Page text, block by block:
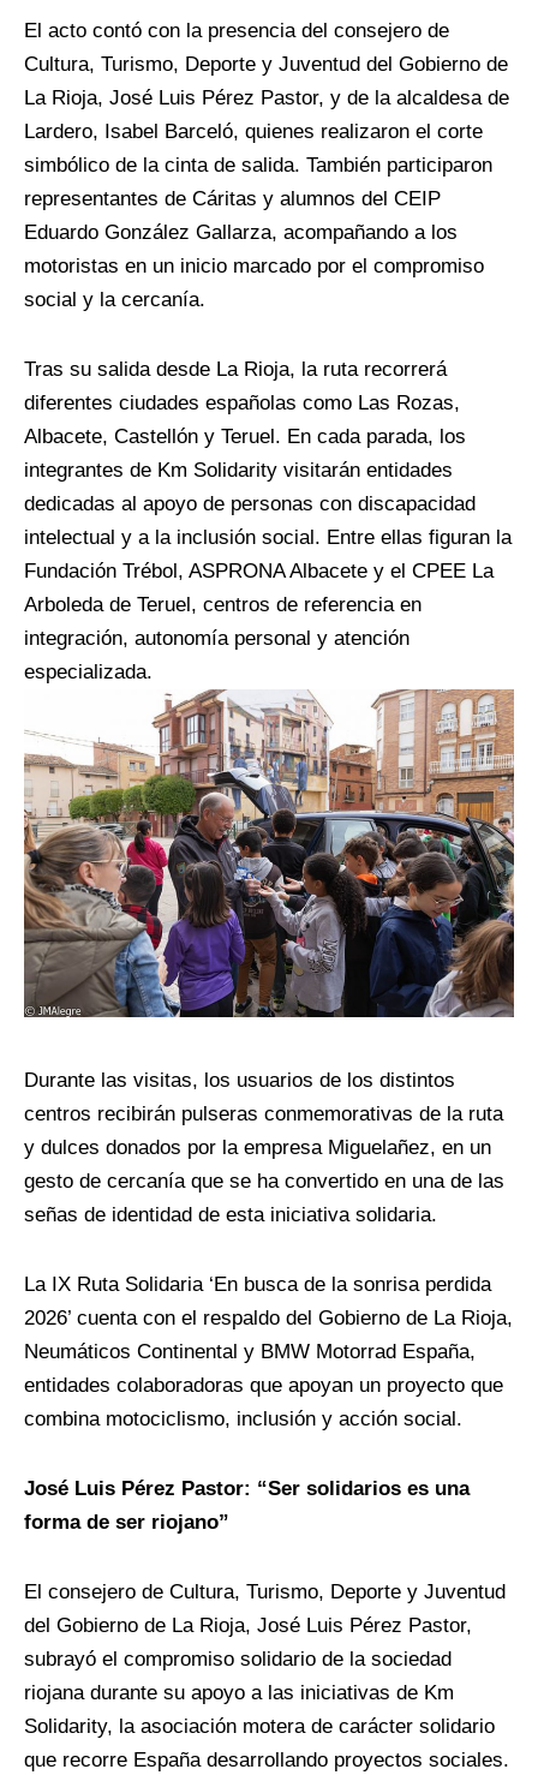
El acto contó con la presencia del consejero de
Cultura, Turismo, Deporte y Juventud del Gobierno de
La Rioja, José Luis Pérez Pastor, y de la alcaldesa de
Lardero, Isabel Barceló, quienes realizaron el corte
simbólico de la cinta de salida. También participaron
representantes de Cáritas y alumnos del CEIP
Eduardo González Gallarza, acompañando a los
motoristas en un inicio marcado por el compromiso
social y la cercanía.
Tras su salida desde La Rioja, la ruta recorrerá
diferentes ciudades españolas como Las Rozas,
Albacete, Castellón y Teruel. En cada parada, los
integrantes de Km Solidarity visitarán entidades
dedicadas al apoyo de personas con discapacidad
intelectual y a la inclusión social. Entre ellas figuran la
Fundación Trébol, ASPRONA Albacete y el CPEE La
Arboleda de Teruel, centros de referencia en
integración, autonomía personal y atención
especializada.
Durante las visitas, los usuarios de los distintos
centros recibirán pulseras conmemorativas de la ruta
y dulces donados por la empresa Miguelañez, en un
gesto de cercanía que se ha convertido en una de las
señas de identidad de esta iniciativa solidaria.
La IX Ruta Solidaria ‘En busca de la sonrisa perdida
2026’ cuenta con el respaldo del Gobierno de La Rioja,
Neumáticos Continental y BMW Motorrad España,
entidades colaboradoras que apoyan un proyecto que
combina motociclismo, inclusión y acción social.
José Luis Pérez Pastor: “Ser solidarios es una
forma de ser riojano”
El consejero de Cultura, Turismo, Deporte y Juventud
del Gobierno de La Rioja, José Luis Pérez Pastor,
subrayó el compromiso solidario de la sociedad
riojana durante su apoyo a las iniciativas de Km
Solidarity, la asociación motera de carácter solidario
que recorre España desarrollando proyectos sociales.